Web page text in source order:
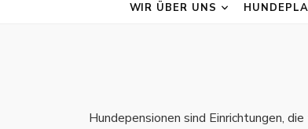
WIR ÜBER UNS
Hundepensionen sind Einrichtungen,